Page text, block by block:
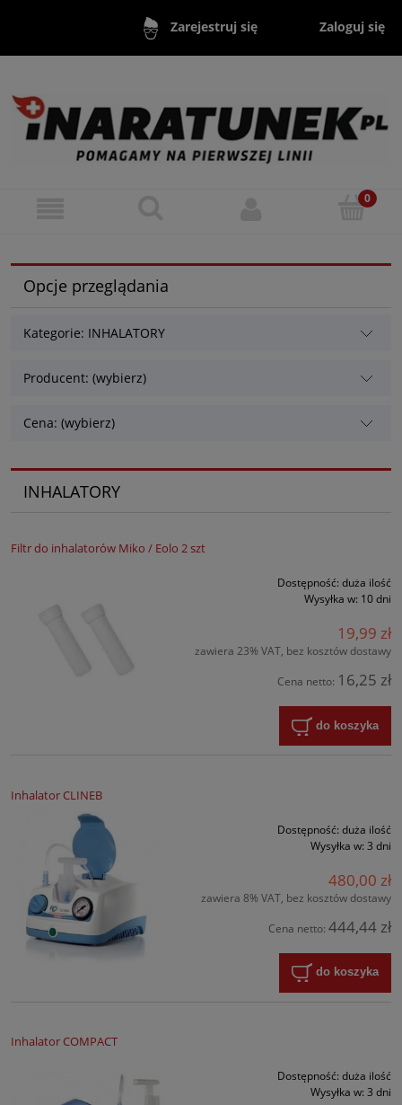
Zarejestruj się Zaloguj się
Opcje przeglądania
Kategorie: INHALATORY
Producent: (wybierz)
Cena: (wybierz)
INHALATORY
Filtr do inhalatorów Miko / Eolo 2 szt
Dostępność: duża ilość
Wysyłka w: 10 dni
19,99 zł
zawiera 23% VAT, bez kosztów dostawy
Cena netto: 16,25 zł
do koszyka
Inhalator CLINEB
Dostępność: duża ilość
Wysyłka w: 3 dni
480,00 zł
zawiera 8% VAT, bez kosztów dostawy
Cena netto: 444,44 zł
do koszyka
Inhalator COMPACT
Dostępność: duża ilość
Wysyłka w: 3 dni